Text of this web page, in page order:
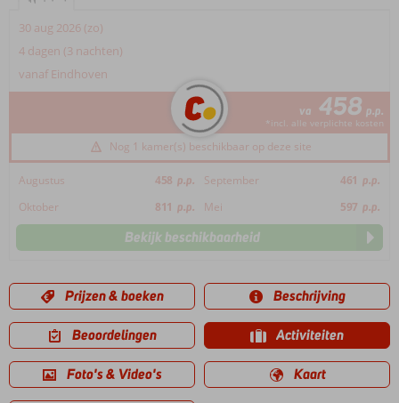
30 aug 2026 (zo)
4 dagen (3 nachten)
vanaf Eindhoven
va 458 p.p.
*incl. alle verplichte kosten
Nog 1 kamer(s) beschikbaar op deze site
Augustus 458 p.p. September 461 p.p.
Oktober
811 p.p. Mei 597 p.p.
Bekijk beschikbaarheid
Prijzen & boeken Beschrijving
Beoordelingen Activiteiten
Foto's & Video's Kaart